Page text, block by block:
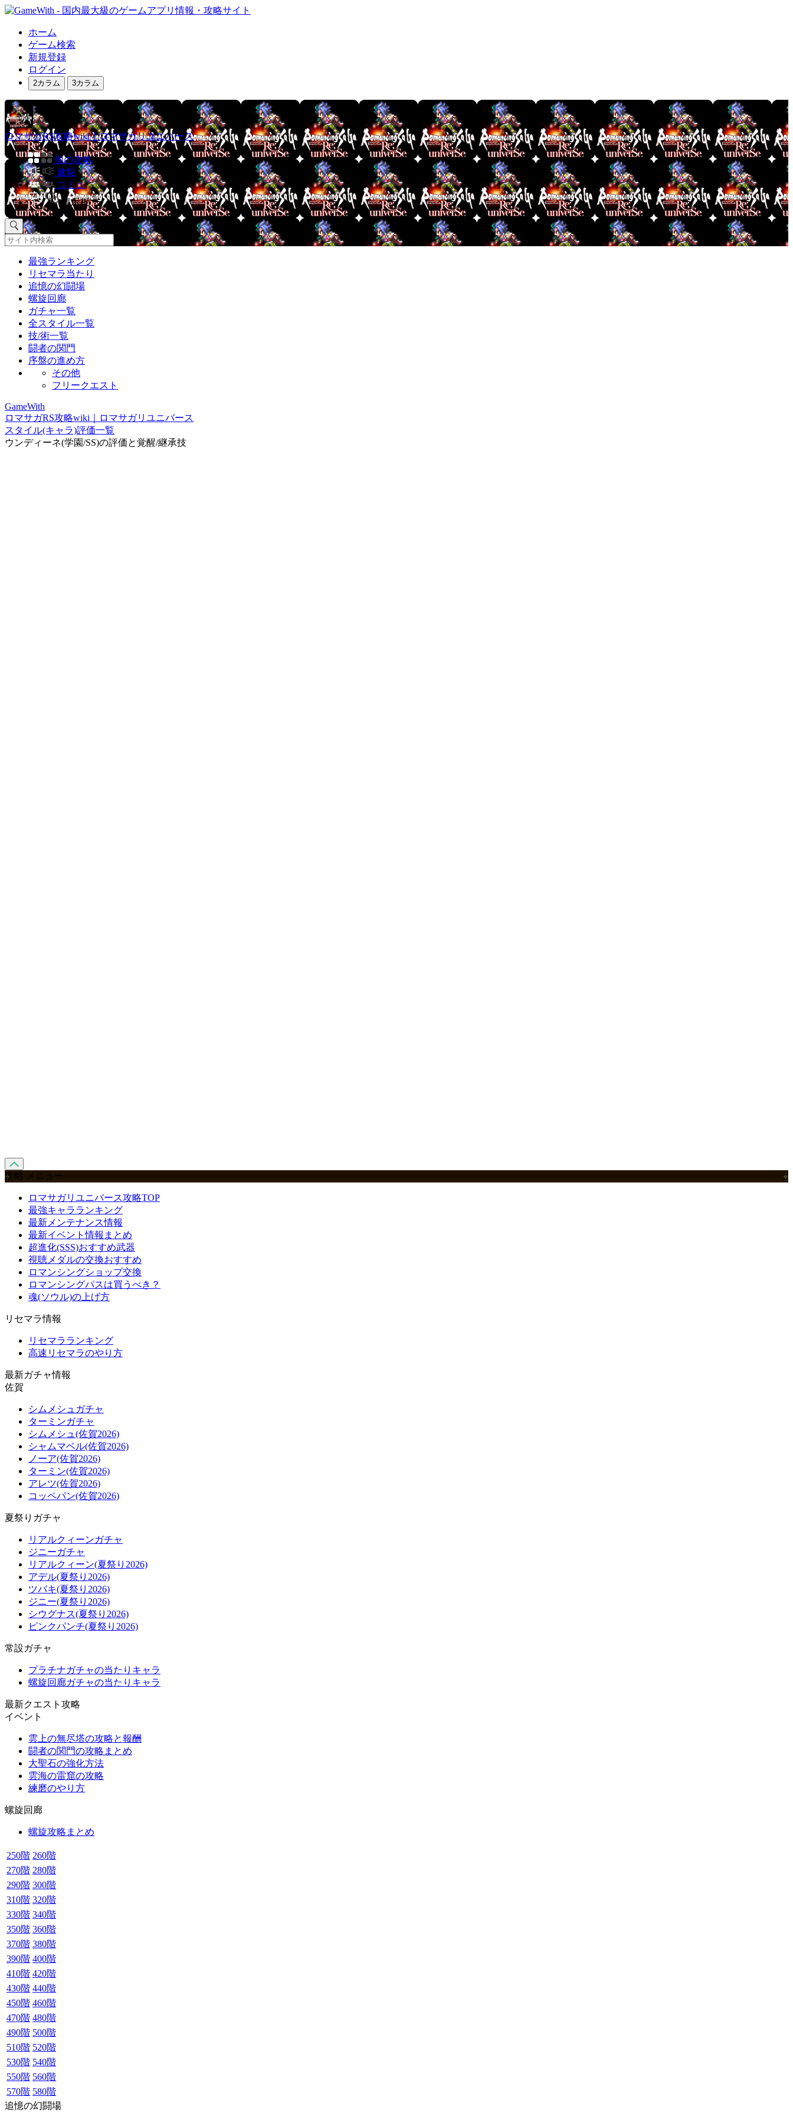
ホーム
ゲーム検索
新規登録
ログイン
2カラム 3カラム
ロマサガRS攻略wiki｜ロマサガリユニバース
他の攻略
速報
コミュ
掲示板
最強ランキング
リセマラ当たり
追憶の幻闘場
螺旋回廊
ガチャ一覧
全スタイル一覧
技/術一覧
闘者の関門
序盤の進め方
その他
フリークエスト
GameWith
ロマサガRS攻略wiki｜ロマサガリユニバース
スタイル(キャラ)評価一覧
ウンディーネ(学園/SS)の評価と覚醒/継承技
攻略 メニュー
ロマサガリユニバース攻略TOP
最強キャラランキング
最新メンテナンス情報
最新イベント情報まとめ
超進化(SSS)おすすめ武器
視聴メダルの交換おすすめ
ロマンシングショップ交換
ロマンシングパスは買うべき？
魂(ソウル)の上げ方
リセマラ情報
リセマラランキング
高速リセマラのやり方
最新ガチャ情報
佐賀
シムメシュガチャ
ターミンガチャ
シムメシュ(佐賀2026)
シャムマベル(佐賀2026)
ノーア(佐賀2026)
ターミン(佐賀2026)
アレツ(佐賀2026)
コッペパン(佐賀2026)
夏祭りガチャ
リアルクィーンガチャ
ジニーガチャ
リアルクィーン(夏祭り2026)
アデル(夏祭り2026)
ツバキ(夏祭り2026)
ジニー(夏祭り2026)
シウグナス(夏祭り2026)
ピンクパンチ(夏祭り2026)
常設ガチャ
プラチナガチャの当たりキャラ
螺旋回廊ガチャの当たりキャラ
最新クエスト攻略
イベント
雲上の無尽塔の攻略と報酬
闘者の関門の攻略まとめ
大聖石の強化方法
雲海の雷窟の攻略
練磨のやり方
螺旋回廊
螺旋攻略まとめ
250階 260階
270階 280階
290階 300階
310階 320階
330階 340階
350階 360階
370階 380階
390階 400階
410階 420階
430階 440階
450階 460階
470階 480階
490階 500階
510階 520階
530階 540階
550階 560階
570階 580階
追憶の幻闘場